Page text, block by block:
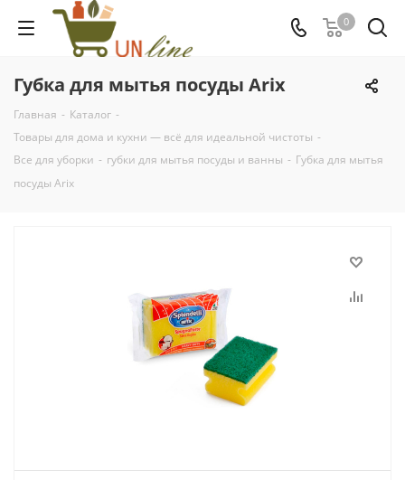
0
Губка для мытья посуды Arix
Главная - Каталог -
Товары для дома и кухни — всё для идеальной чистоты -
Все для уборки - губки для мытья посуды и ванны - Губка для мытья
посуды Arix